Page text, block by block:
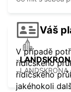
LANDSKRONA
Váš
V případě
řidičského
řidičského
jakéhokoli